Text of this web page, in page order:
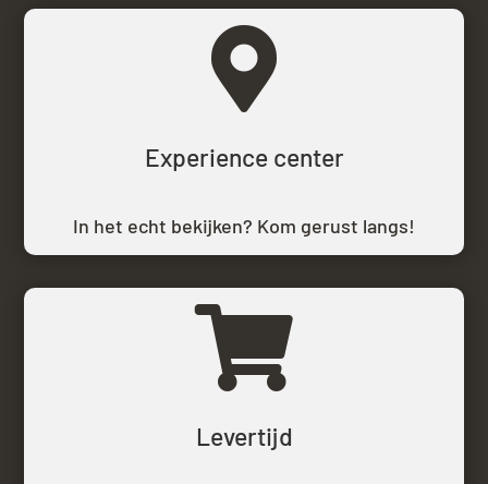

Experience center
In het echt bekijken? Kom gerust langs!

Levertijd